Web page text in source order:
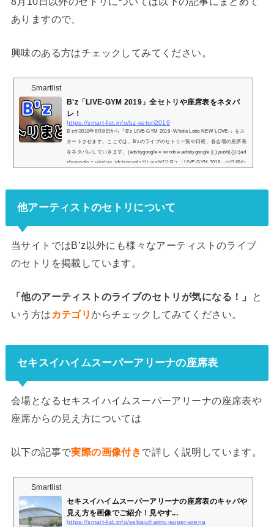
ありますので、
興味のある方はチェックしてみてください。
Smartlist
B'z「LIVE-GYM 2019」全セトリや座席表をネタバ
レ！
https://smart-list.info/bz-setori2019
B'zが2019年6月8日から『B’z LIVE-GYM 2019 -Whole Lotta NEW LOVE-』をス
タートさせます。ここでは、B'zのライブのセトリ一覧や日程、各会場の座席表
をネタバレしていきます。(adsbygoogle = window.adsbygoogle || ).push({});(ad
sbygoogle = window.adsbygoogle || ).push({});B'z 「LIVE-GYM 2019」の日程や
他アーティストのセトリについて
当サイトではB’z以外にも様々なアーティストのライブ
のセトリを掲載しています。
「他のアーティストのライブのセトリが気になる！」
と
いう方は カテゴリからチェックしてみてください。
セキスイハイムスーパーアリーナの座席表
会場となるセキスイハイムスーパーアリーナの座席表や
座席からの見え方については
以下の記事で実際の画像付きで詳しく説明しています。
Smartlist
セキスイハイムスーパーアリーナの座席表のキャパや
見え方を画像でご紹介！見やす...
https://smart-list.info/sekisuihaimu-super-arena